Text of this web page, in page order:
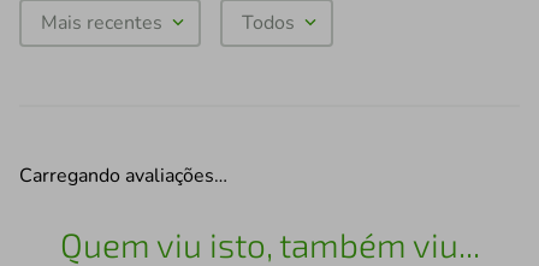
Mais recentes Todos
Carregando avaliações…
Quem viu isto, também viu...